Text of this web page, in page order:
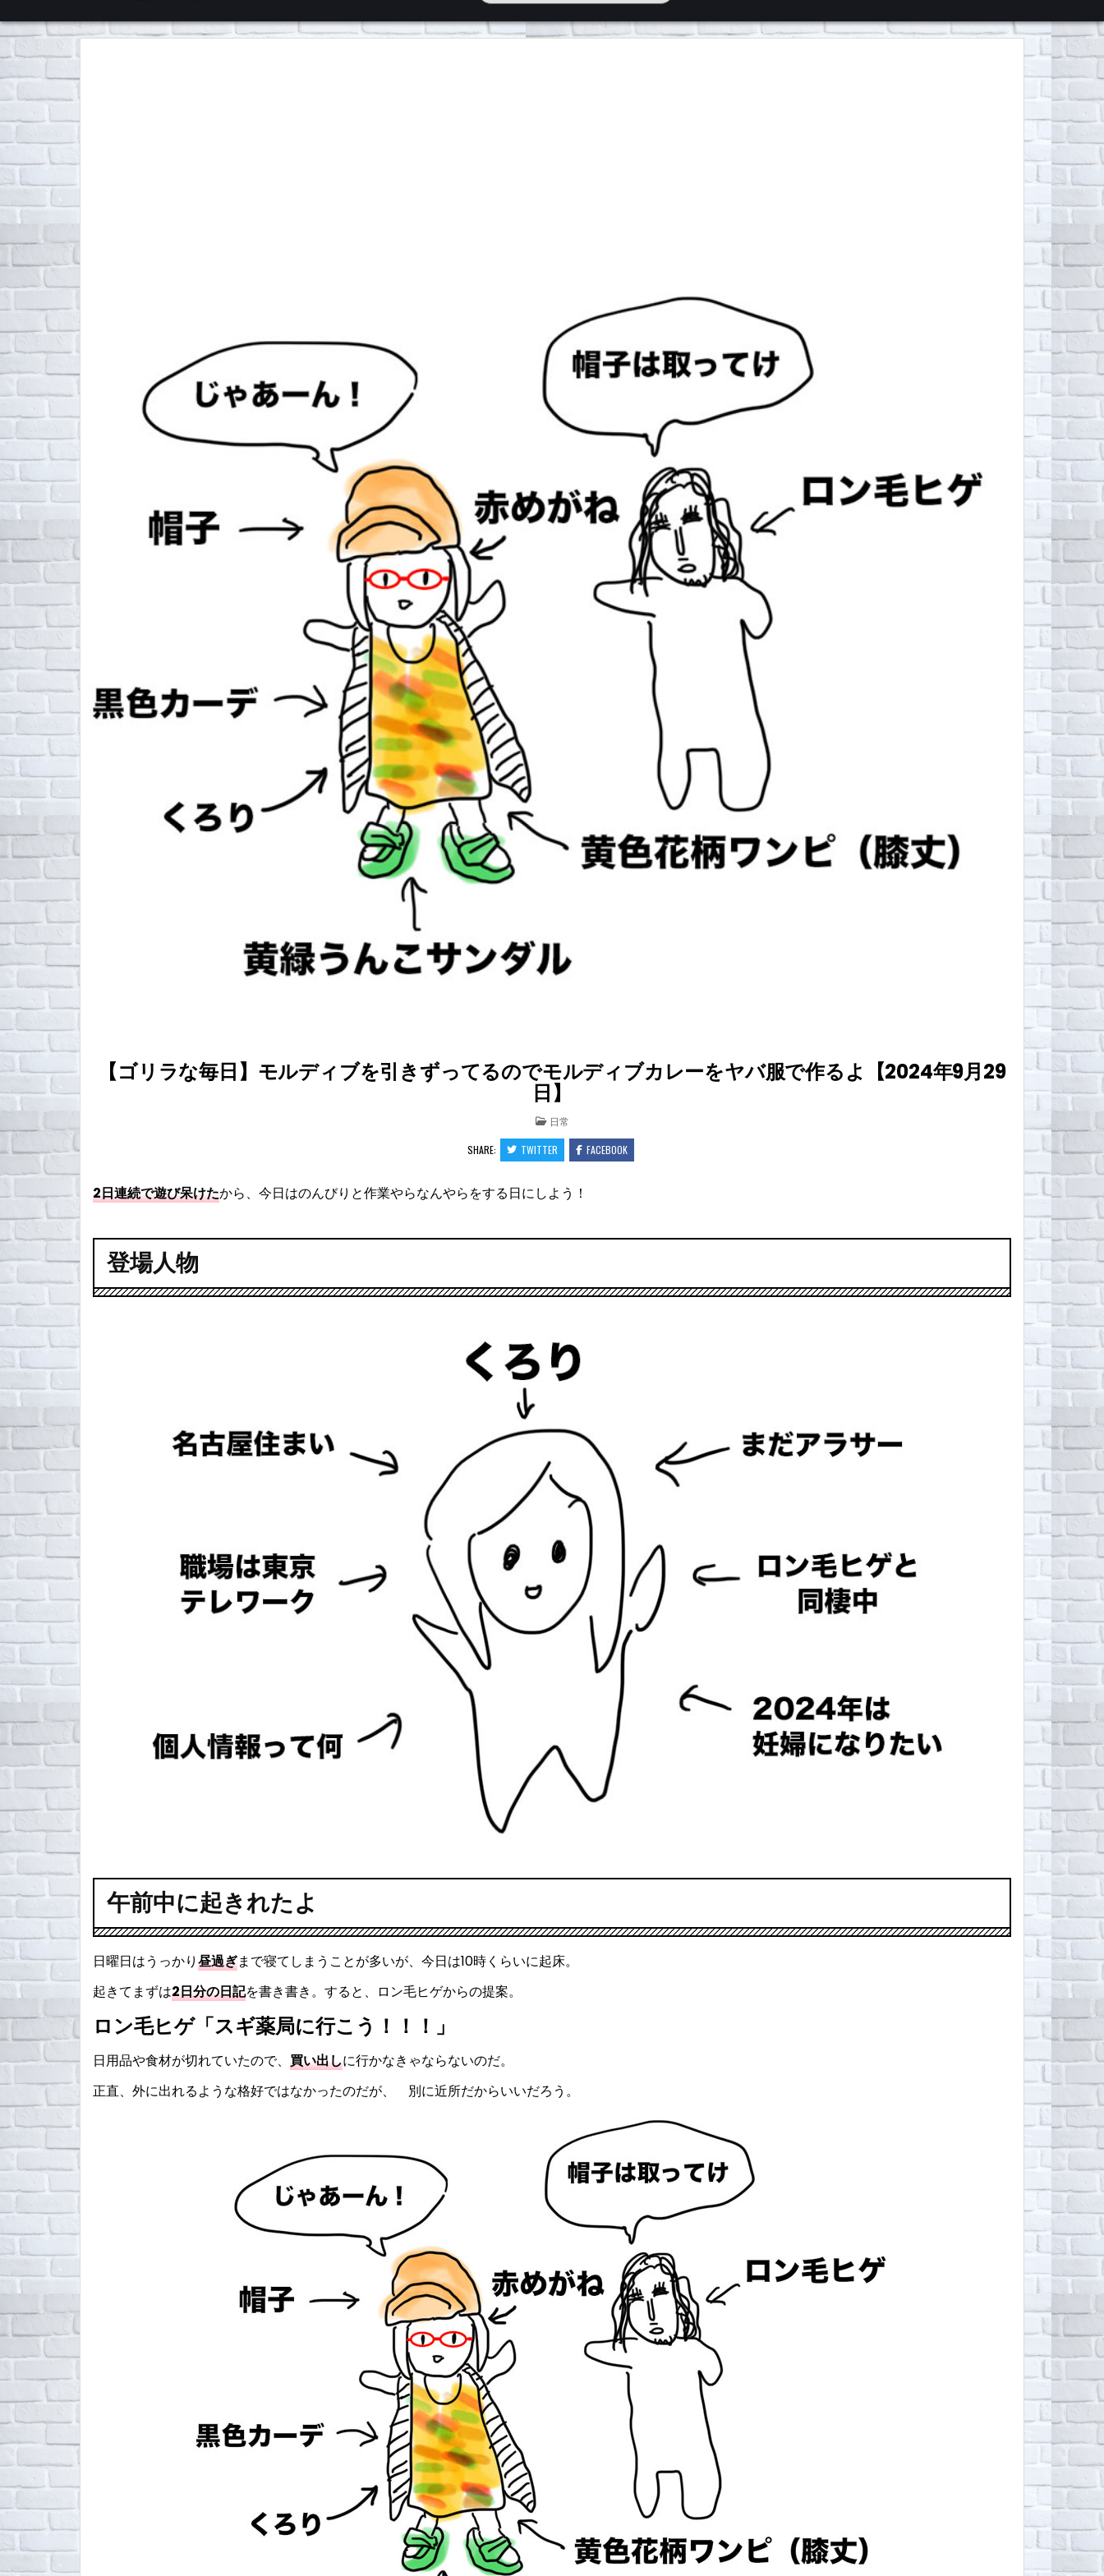
くろチャンネル
【ゴリラな毎日】モルディブを引きずってるのでモルディブカレーをヤバ服で作るよ【2024年9月29
日】
POSTED
IN
日常
SHARE: TWITTER FACEBOOK
2日連続で遊び呆けたから、今日はのんびりと作業やらなんやらをする日にしよう！
登場人物
午前中に起きれたよ
日曜日はうっかり昼過ぎまで寝てしまうことが多いが、今日は10時くらいに起床。
起きてまずは2日分の日記を書き書き。すると、ロン毛ヒゲからの提案。
ロン毛ヒゲ「スギ薬局に行こう！！！」
日用品や食材が切れていたので、 買い出しに行かなきゃならないのだ。
正直、外に出れるような格好ではなかったのだが、 別に近所だからいいだろう。